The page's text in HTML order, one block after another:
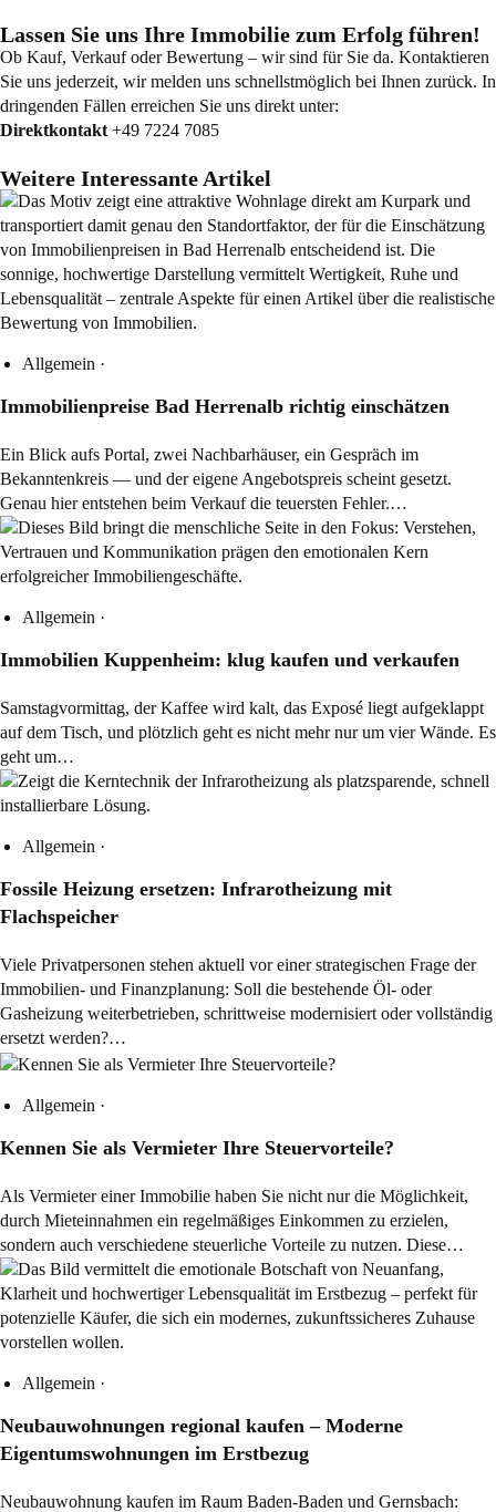
Lassen Sie uns Ihre Immobilie zum Erfolg führen!
Ob Kauf, Verkauf oder Bewertung – wir sind für Sie da. Kontaktieren
Sie uns jederzeit, wir melden uns schnellstmöglich bei Ihnen zurück. In
dringenden Fällen erreichen Sie uns direkt unter:
Direktkontakt +49 7224 7085
Weitere Interessante Artikel
Allgemein ·
Immobilienpreise Bad Herrenalb richtig einschätzen
Ein Blick aufs Portal, zwei Nachbarhäuser, ein Gespräch im
Bekanntenkreis — und der eigene Angebotspreis scheint gesetzt.
Genau hier entstehen beim Verkauf die teuersten Fehler.…
Allgemein ·
Immobilien Kuppenheim: klug kaufen und verkaufen
Samstagvormittag, der Kaffee wird kalt, das Exposé liegt aufgeklappt
auf dem Tisch, und plötzlich geht es nicht mehr nur um vier Wände. Es
geht um…
Allgemein ·
Fossile Heizung ersetzen: Infrarotheizung mit
Flachspeicher
Viele Privatpersonen stehen aktuell vor einer strategischen Frage der
Immobilien- und Finanzplanung: Soll die bestehende Öl- oder
Gasheizung weiterbetrieben, schrittweise modernisiert oder vollständig
ersetzt werden?…
Allgemein ·
Kennen Sie als Vermieter Ihre Steuervorteile?
Als Vermieter einer Immobilie haben Sie nicht nur die Möglichkeit,
durch Mieteinnahmen ein regelmäßiges Einkommen zu erzielen,
sondern auch verschiedene steuerliche Vorteile zu nutzen. Diese…
Allgemein ·
Neubauwohnungen regional kaufen – Moderne
Eigentumswohnungen im Erstbezug
Neubauwohnung kaufen im Raum Baden-Baden und Gernsbach: